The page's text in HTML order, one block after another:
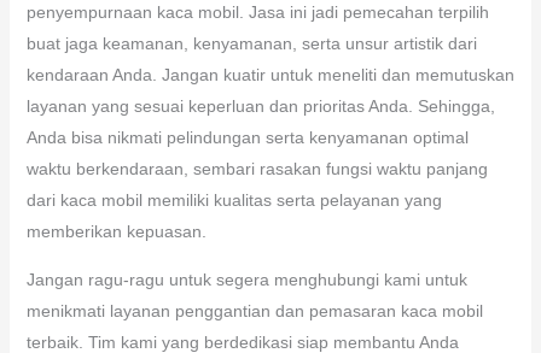
penyempurnaan kaca mobil. Jasa ini jadi pemecahan terpilih
buat jaga keamanan, kenyamanan, serta unsur artistik dari
kendaraan Anda. Jangan kuatir untuk meneliti dan memutuskan
layanan yang sesuai keperluan dan prioritas Anda. Sehingga,
Anda bisa nikmati pelindungan serta kenyamanan optimal
waktu berkendaraan, sembari rasakan fungsi waktu panjang
dari kaca mobil memiliki kualitas serta pelayanan yang
memberikan kepuasan.
Jangan ragu-ragu untuk segera menghubungi kami untuk
menikmati layanan penggantian dan pemasaran kaca mobil
terbaik. Tim kami yang berdedikasi siap membantu Anda